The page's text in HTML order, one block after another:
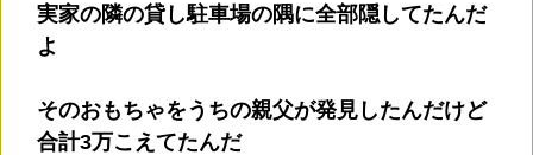
実家の隣の貸し駐車場の隅に全部隠してたんだ
よ
そのおもちゃをうちの親父が発見したんだけど
合計3万こえてたんだ